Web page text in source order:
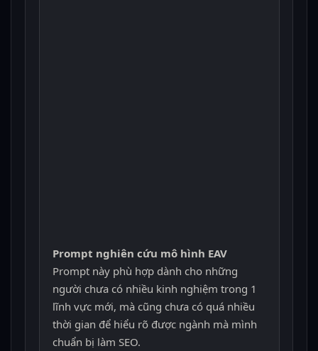
Prompt nghiên cứu mô hình EAV
Prompt này phù hợp dành cho những
người chưa có nhiều kinh nghiệm trong 1
lĩnh vực mới, mà cũng chưa có quá nhiều
thời gian để hiểu rõ được ngành mà mình
chuẩn bị làm SEO.